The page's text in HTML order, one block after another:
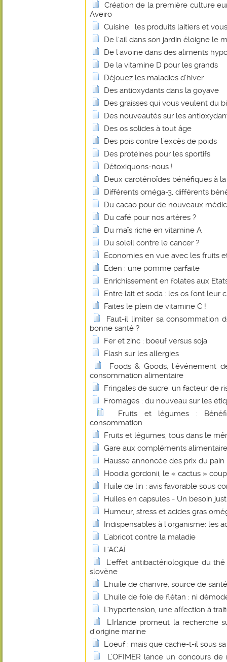
Création de la première culture
Aveiro
Cuisine : les produits laitiers et vous
De l'ail dans son jardin éloigne le
De l'avoine dans des aliments
De la vitamine D pour les grands
Déjouez les maladies d’hiver
Des antioxydants dans la goyave
Des graisses qui vous veulent du
Des nouveautés sur les
Des os solides à tout âge
Des pois contre l'excès de poids
Des protéines pour les sportifs
Détoxiquons-nous !
Deux caroténoïdes bénéfiques à
Différents oméga-3, différents
Du cacao pour de nouveaux
Du café pour nos artères ?
Du maïs riche en vitamine A
Du soleil contre le cancer ?
Economies en vue avec les fruits
Eden : une pomme parfaite
Enrichissement en folates aux
Entre lait et soda : les os font leur
Faites le plein de vitamine C !
Faut-il limiter sa consommation
bonne santé ?
Fer et zinc : boeuf versus soja
Flash sur les allergies
Foods & Goods, l'événement
consommation alimentaire
Fringales de sucre: un facteur de
Fromages : du nouveau sur les
Fruits et légumes :
consommation
Fruits et légumes, tous dans le
Gare aux compléments
Hausse annoncée des prix du pain
Hoodia gordonii, le « cactus »
Huile de lin : avis favorable sous
Huiles en capsules - Un besoin
Humeur, stress et acides gras
Indispensables à l'organisme: les
L'abricot contre la maladie
L'ACAÏ
L'effet antibactériologique du
slovène
L'huile de chanvre, source de
L'huile de foie de flétan : ni
L'hypertension, une affection à
L'Irlande promeut la recherche
d'origine marine
L'oeuf : mais que cache-t-il sous
L'OFIMER lance un concours